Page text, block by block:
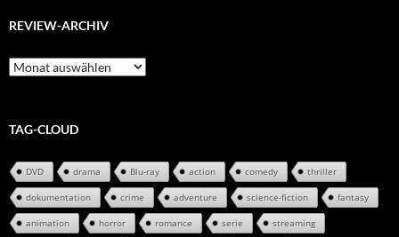
REVIEW-ARCHIV
Review-
Archiv
TAG-CLOUD
DVD drama Blu-ray action comedy thriller
dokumentation crime adventure science-fiction fantasy
animation horror romance serie streaming